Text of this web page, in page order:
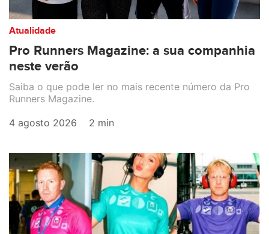
Atualidade
Pro Runners Magazine: a sua companhia
neste verão
Saiba o que pode ler no mais recente número da Pro
Runners Magazine.
4 agosto 2026
2 min